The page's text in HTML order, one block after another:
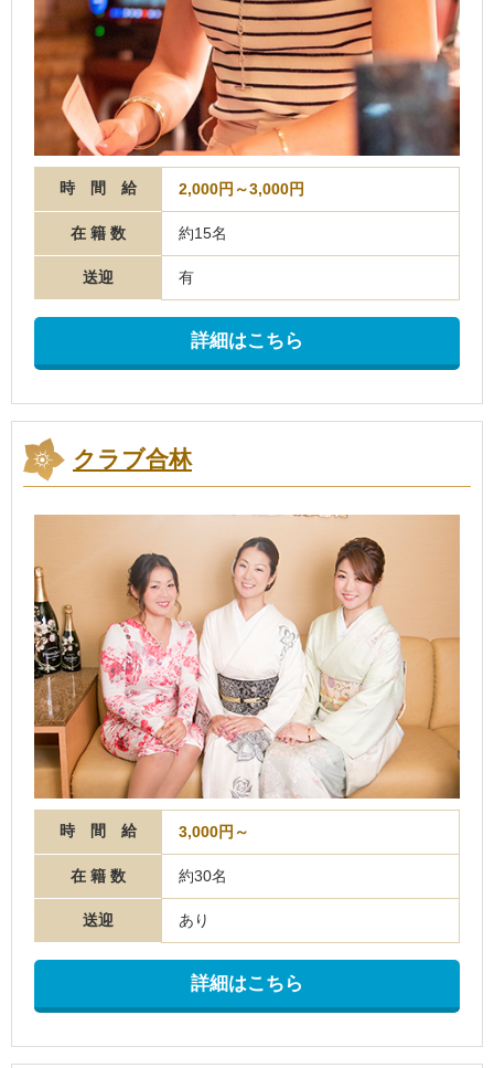
時 間 給 2,000円～3,000円
在 籍 数 約15名
送迎 有
詳細はこちら
クラブ合林
時 間 給 3,000円～
在 籍 数 約30名
送迎 あり
詳細はこちら